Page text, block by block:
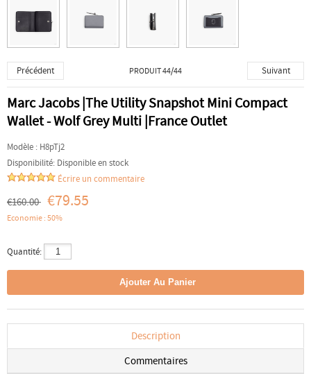
Précédent PRODUIT 44/44 Suivant
Marc Jacobs |The Utility Snapshot Mini Compact
Wallet - Wolf Grey Multi |France Outlet
Modèle : H8pTj2
Disponibilité: Disponible en stock
Écrire un commentaire
€160.00 €79.55
Economie : 50%
Quantité:
Description
Commentaires